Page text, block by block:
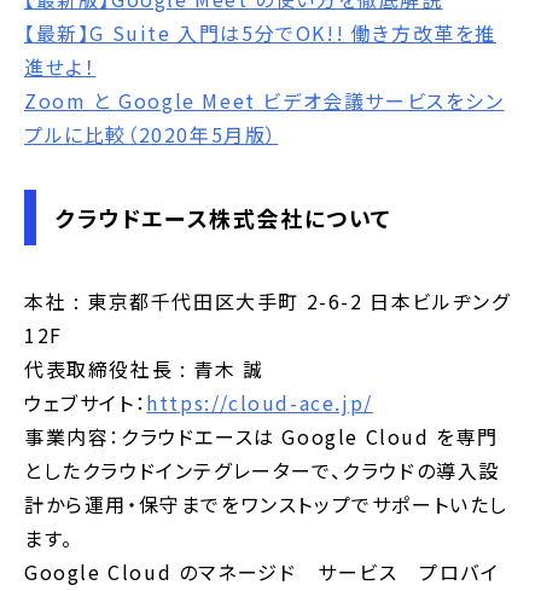
【最新】G Suite 入門は5分でOK!! 働き方改革を推
進せよ！
Zoom と Google Meet ビデオ会議サービスをシン
プルに比較（2020年5月版）
クラウドエース株式会社について
本社 : 東京都千代田区大手町 2-6-2 日本ビルヂング
12F
代表取締役社長 : 青木 誠
ウェブサイト：https://cloud-ace.jp/
事業内容：クラウドエースは Google Cloud を専門
としたクラウドインテグレーターで、クラウドの導入設
計から運用・保守までをワンストップでサポートいたし
ます。
Google Cloud のマネージド サービス プロバイ